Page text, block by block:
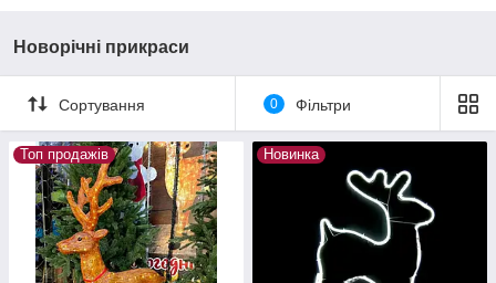
Новорічні прикраси
Сортування 0 Фільтри
Топ продажів Новинка